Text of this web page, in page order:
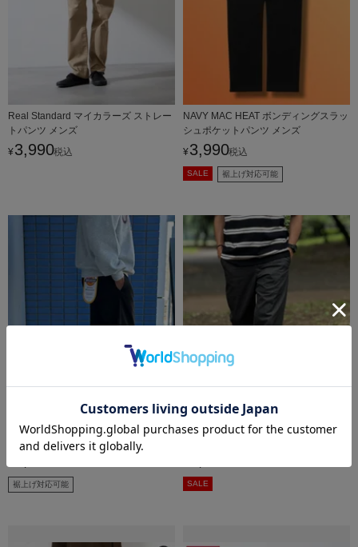
Real Standard マイカラーズ ストレー
トパンツ メンズ
¥ 3,990税込
NAVY MAC HEAT ボンディングスラッ
シュポケットパンツ メンズ
¥ 3,990税込
SALE 裾上げ対応可能
Dickies ツイルレギュラーチノパンツ
裾上げ対応可能
Dickies ツイルレギュラーチノパンツ
SALE